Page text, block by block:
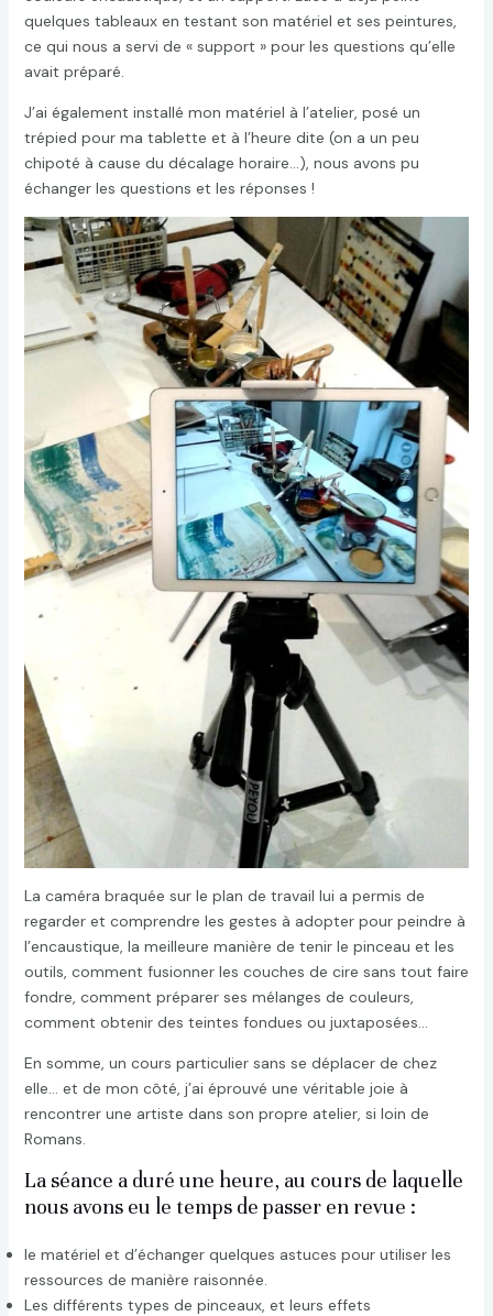
quelques tableaux en testant son matériel et ses peintures,
ce qui nous a servi de « support » pour les questions qu’elle
avait préparé.
J’ai également installé mon matériel à l’atelier, posé un
trépied pour ma tablette et à l’heure dite (on a un peu
chipoté à cause du décalage horaire…), nous avons pu
échanger les questions et les réponses !
La caméra braquée sur le plan de travail lui a permis de
regarder et comprendre les gestes à adopter pour peindre à
l’encaustique, la meilleure manière de tenir le pinceau et les
outils, comment fusionner les couches de cire sans tout faire
fondre, comment préparer ses mélanges de couleurs,
comment obtenir des teintes fondues ou juxtaposées…
En somme, un cours particulier sans se déplacer de chez
elle… et de mon côté, j’ai éprouvé une véritable joie à
rencontrer une artiste dans son propre atelier, si loin de
Romans.
La séance a duré une heure, au cours de laquelle
nous avons eu le temps de passer en revue :
le matériel et d’échanger quelques astuces pour utiliser les
ressources de manière raisonnée.
Les différents types de pinceaux, et leurs effets